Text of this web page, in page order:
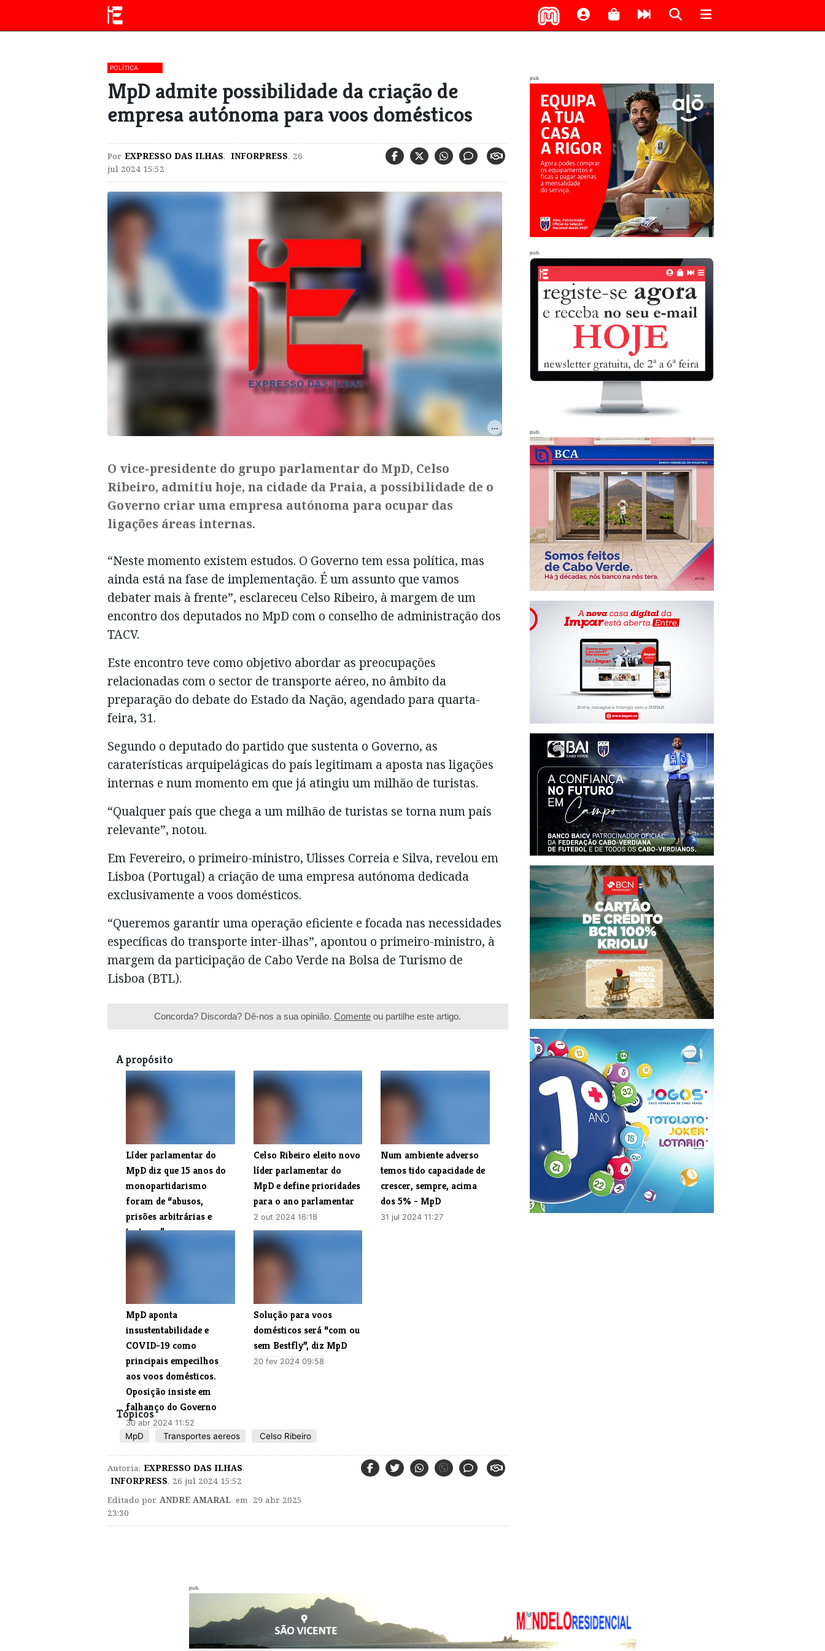
POLÍTICA
MpD admite possibilidade da criação de
empresa autónoma para voos domésticos
Por EXPRESSO DAS ILHAS, INFORPRESS, 26
jul 2024 15:52
O vice-presidente do grupo parlamentar do MpD, Celso
Ribeiro, admitiu hoje, na cidade da Praia, a possibilidade de o
Governo criar uma empresa autónoma para ocupar das
ligações áreas internas.
“Neste momento existem estudos. O Governo tem essa política, mas
ainda está na fase de implementação. É um assunto que vamos
debater mais à frente”, esclareceu Celso Ribeiro, à margem de um
encontro dos deputados no MpD com o conselho de administração dos
TACV.
Este encontro teve como objetivo abordar as preocupações
relacionadas com o sector de transporte aéreo, no âmbito da
preparação do debate do Estado da Nação, agendado para quarta-
feira, 31.
Segundo o deputado do partido que sustenta o Governo, as
caraterísticas arquipelágicas do país legitimam a aposta nas ligações
internas e num momento em que já atingiu um milhão de turistas.
“Qualquer país que chega a um milhão de turistas se torna num país
relevante”, notou.
Em Fevereiro, o primeiro-ministro, Ulisses Correia e Silva, revelou em
Lisboa (Portugal) a criação de uma empresa autónoma dedicada
exclusivamente a voos domésticos.
“Queremos garantir uma operação eficiente e focada nas necessidades
específicas do transporte inter-ilhas”, apontou o primeiro-ministro, à
margem da participação de Cabo Verde na Bolsa de Turismo de
Lisboa (BTL).
Concorda? Discorda? Dê-nos a sua opinião.Comente ou partilhe este artigo.
A propósito
Líder parlamentar do
MpD diz que 15 anos do
monopartidarismo
foram de “abusos,
prisões arbitrárias e
torturas”
16 jan 2025 14:06
​Celso Ribeiro eleito novo
líder parlamentar do
MpD e define prioridades
para o ano parlamentar
2 out 2024 16:18
​Num ambiente adverso
temos tido capacidade de
crescer, sempre, acima
dos 5% - MpD
31 jul 2024 11:27
​MpD aponta
insustentabilidade e
COVID-19 como
principais empecilhos
aos voos domésticos.
Oposição insiste em
falhanço do Governo
30 abr 2024 11:52
Solução para voos
domésticos será “com ou
sem Bestfly”, diz MpD
20 fev 2024 09:58
Tópicos
MpD Transportes aereos Celso Ribeiro
Autoria: EXPRESSO DAS ILHAS,
INFORPRESS, 26 jul 2024 15:52
Editado por ANDRE AMARAL em 29 abr 2025
23:30
pub
pub.
pub.
pub.